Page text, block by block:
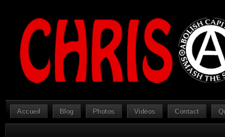
Accueil Blog Photos Vidéos Contact